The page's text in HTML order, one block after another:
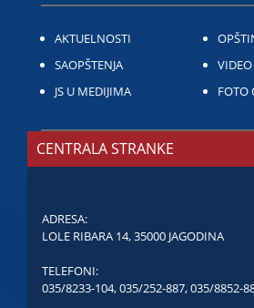
AKTUELNOSTI
SAOPŠTENJA
JS U MEDIJIMA
VIDEO
FOTO
CENTRALA STRANKE
ADRESA:
LOLE RIBARA 14, 35000 JAGODINA
TELEFONI:
035/8233-104,035/252-887,035/8852-